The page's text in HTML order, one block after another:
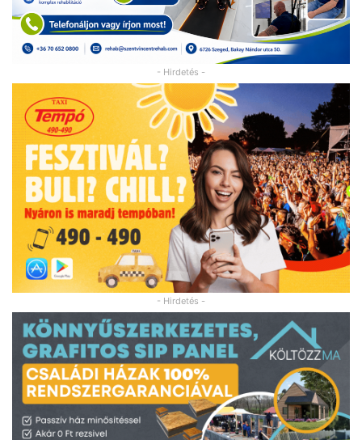
- Hirdetés -
- Hirdetés -